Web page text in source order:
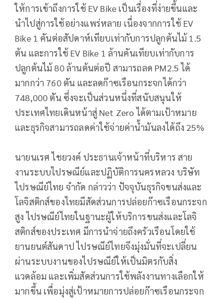
ให้การเข้าถึงการใช้ EV Bike เป็นเรื่องที่ง่ายขึ้นและ
นำไปสู่การใช้อย่างแพร่หลาย เนื่องจากการใช้ EV
Bike 1 คันต่อสัปดาห์เทียบเท่ากับการปลูกต้นไม้ 1.5
ต้น และการใช้ EV Bike 1 ล้านคันเทียบเท่ากับการ
ปลูกต้นไม้ 80 ล้านต้นต่อปี สามารถลด PM2.5 ได้
มากกว่า 760 ตัน และลดก๊าซเรือนกระจกได้กว่า
748,000 ตัน ซึ่งจะเป็นส่วนหนึ่งที่สนับสนุนให้
ประเทศไทยเดินหน้าสู่ Net Zero ได้ตามเป้าหมาย
และธุรกิจสามารถลดค่าใช้จ่ายค่าน้ำมันลงได้ถึง 25%
นายนเรศ ไชยวงค์ ประธานเจ้าหน้าที่บริหาร สาย
งานระบบไปรษณีย์และปฏิบัติการนครหลวง บริษัท
ไปรษณีย์ไทย จำกัด กล่าวว่า ปัจจุบันธุรกิจขนส่งและ
โลจิสติกส์ของไทยมีสัดส่วนการปล่อยก๊าซเรือนกระจก
สูง ไปรษณีย์ไทยในฐานะผู้ให้บริการขนส่งและโลจิ
สติกส์ของประเทศ มีการนำจ่ายถึงครัวเรือนโดยใช้
ยานยนต์สันดาป ไปรษณีย์ไทยจึงมุ่งมั่นที่จะเปลี่ยน
ผ่านระบบงานของไปรษณีย์ให้เป็นมิตรกับสิ่ง
แวดล้อม และเพิ่มสัดส่วนการใช้พลังงานทางเลือกให้
มากขึ้น เพื่อมุ่งสู่เป้าหมายการปล่อยก๊าซเรือนกระจก